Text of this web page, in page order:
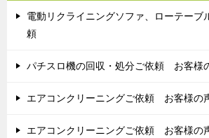
電動リクライニングソファ、ローテーブ
頼
パチスロ機の回収・処分ご依頼 お客様
エアコンクリーニングご依頼 お客様の
エアコンクリーニングご依頼 お客様の